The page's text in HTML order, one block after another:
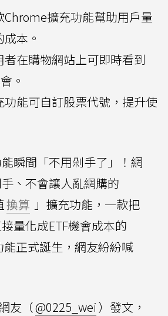
Chrome擴充功能幫助用戶量
本。
者在購物網站上可即時看到
。
功能可自訂股票代號，提升使
瞬間「不用剁手了」！網
、不會讓人亂網購的
換算 」擴充功能，一款把
接量化成ETF機會成本的
能正式誕生，網友紛紛喊
友（@0225_wei）發文，